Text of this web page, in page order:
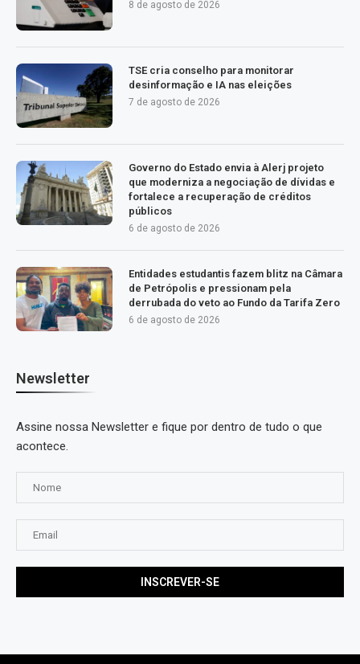
8 de agosto de 2026
TSE cria conselho para monitorar
desinformação e IA nas eleições
7 de agosto de 2026
Governo do Estado envia à Alerj projeto
que moderniza a negociação de dívidas e
fortalece a recuperação de créditos
públicos
6 de agosto de 2026
Entidades estudantis fazem blitz na Câmara
de Petrópolis e pressionam pela
derrubada do veto ao Fundo da Tarifa Zero
6 de agosto de 2026
Newsletter
Assine nossa Newsletter e fique por dentro de tudo o que
acontece.